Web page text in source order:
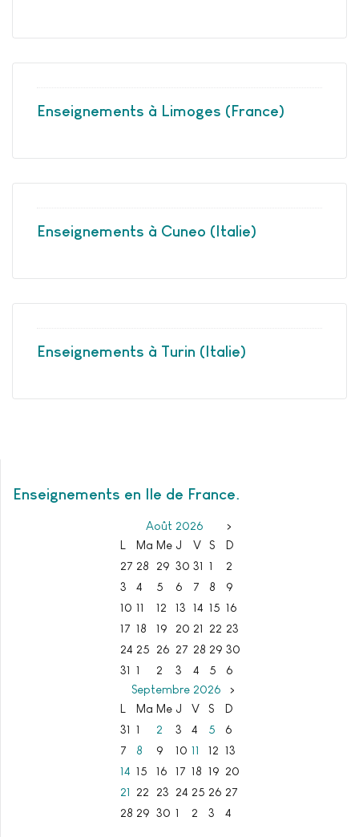
Enseignements à Limoges (France)
Enseignements à Cuneo (Italie)
Enseignements à Turin (Italie)
Enseignements en Ile de France
Août 2026
>
L
Ma Me J V S
D
27 28 29 30 31 1
2
3
4 5 6 7 8
9
10 11 12 13 14 15 16
17 18 19 20 21 22 23
24 25 26 27 28 29 30
31 1 2 3 4 5
6
Septembre 2026
>
L
Ma Me J V S
D
31 1 2 3 4 5
6
7
8 9 10 11 12 13
14 15 16 17 18 19 20
21 22 23 24 25 26 27
28 29 30 1 2 3 4